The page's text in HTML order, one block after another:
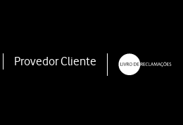
Provedor Cliente